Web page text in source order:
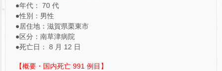
●年代： 70 代
●性別：男性
●居住地：滋賀県栗東市
●区分：南草津病院
●死亡日： 8 月 12 日
【概要・国内死亡 991 例目】